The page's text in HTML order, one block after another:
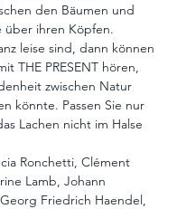
den Bäumen und
über ihren Köpfen.
leise sind, dann können
THE PRESENT hören,
zwischen Natur
könnte. Passen Sie nur
Lachen nicht im Halse
Ronchetti, Clément
Lamb, Johann
Friedrich Haendel,